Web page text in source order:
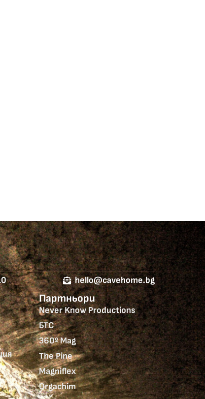
hello@cavehome.bg
Партньори
Never Know Productions
БТС
360º Mag
The Pine
Magniflex
Orgachim